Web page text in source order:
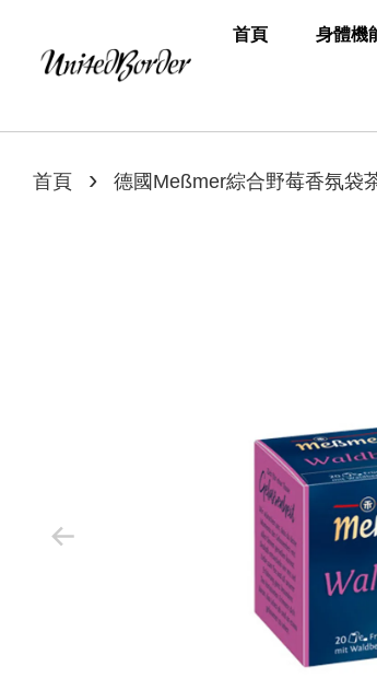
首頁 身體機
首頁 › 德國Meßmer綜合野莓香氛袋